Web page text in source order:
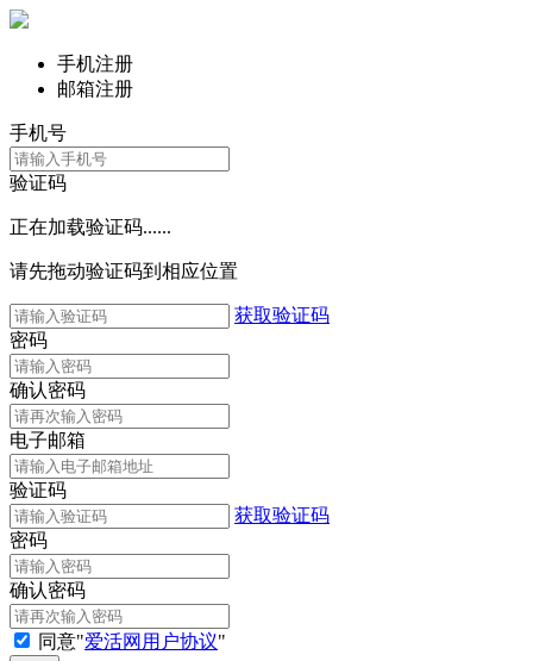
手机注册
邮箱注册
手机号
验证码
正在加载验证码......
请先拖动验证码到相应位置
获取验证码
密码
确认密码
电子邮箱
验证码
获取验证码
密码
确认密码
同意"爱活网用户协议"